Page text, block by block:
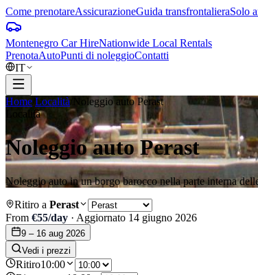
Come prenotareAssicurazioneGuida transfrontalieraSolo
Montenegro Car HireNationwide Local Rentals
PrenotaAutoPunti di noleggioContatti
IT
Home Località/ Noleggio auto Perast
Località
Noleggio auto Perast
Noleggio auto in un borgo barocco nella parte interna
Ritiro a Perast
From €55/day · Aggiornato 14 giugno 2026
9 – 16 aug 2026
Vedi i prezzi
Ritiro10:00